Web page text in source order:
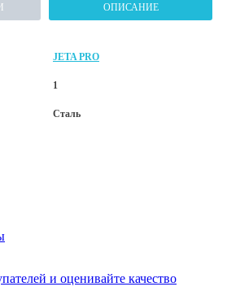
ОПИСАНИЕ
JETA PRO
1
Сталь